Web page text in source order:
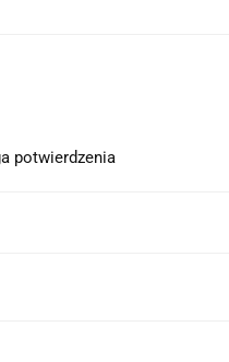
potwierdzenia